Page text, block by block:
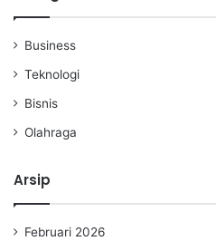
Business
Teknologi
Bisnis
Olahraga
Arsip
Februari 2026